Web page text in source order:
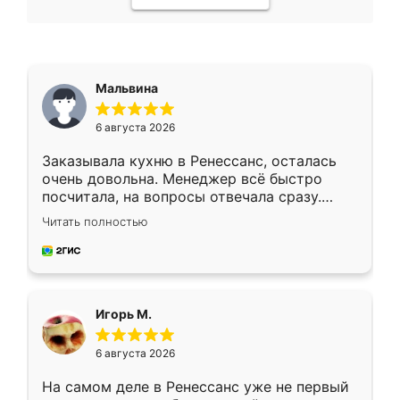
Мальвина
6 августа 2026
Заказывала кухню в Ренессанс, осталась
очень довольна. Менеджер всё быстро
посчитала, на вопросы отвечала сразу.
Замерщик приехал в субботу, подошёл к
делу со всей ответственностью. Собрали
за день, ребята работали аккуратно, даже
Читать полностью
Игорь М.
6 августа 2026
На самом деле в Ренессанс уже не первый